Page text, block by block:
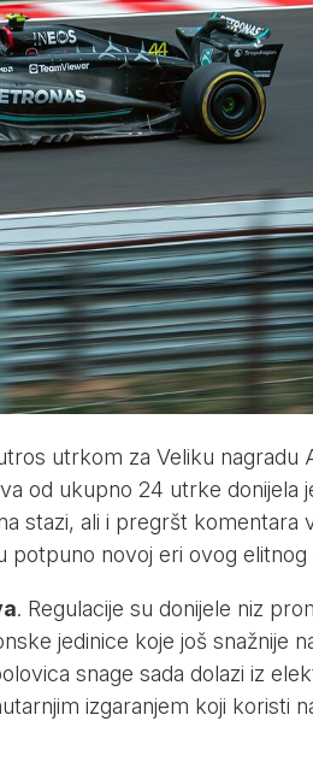
utrkom za Veliku nagradu
od ukupno 24 utrke donijela
stazi, ali i pregršt komentara
novoj eri ovog elitnog
. Regulacije su donijele niz
jedinice koje još snažnije
snage sada dolazi iz
izgaranjem koji koristi